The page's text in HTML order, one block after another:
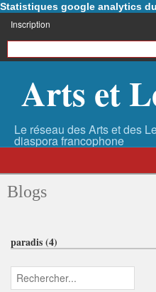
Statistiques google analytics
Inscription
Arts et
Blogs
paradis (4)